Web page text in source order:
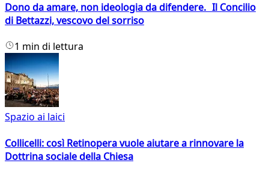
Dono da amare, non ideologia da difendere. Il Concilio
di Bettazzi, vescovo del sorriso
1 min di lettura
Spazio ai laici
Collicelli: così Retinopera vuole aiutare a rinnovare la
Dottrina sociale della Chiesa